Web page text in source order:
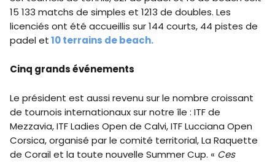
15 133 matchs de simples et 1213 de doubles. Les
licenciés ont été accueillis sur 144 courts, 44 pistes de
padel et10 terrains de beach.
Cinq grands événements
Le président est aussi revenu sur le nombre croissant
de tournois internationaux sur notre île : ITF de
Mezzavia, ITF Ladies Open de Calvi, ITF Lucciana Open
Corsica, organisé par le comité territorial, La Raquette
de Corail et la toute nouvelle Summer Cup. « Ces